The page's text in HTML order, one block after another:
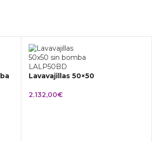
Lavavajillas 50×50
2.132,00€